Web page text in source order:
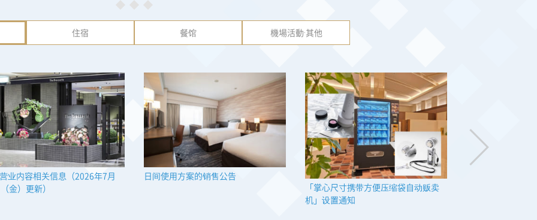
住宿 餐馆 機場活動·其他
业内容相关信息（2026年7月
金）更新）
日间使用方案的销售公告
「掌心尺寸携带方便压缩袋自动贩卖
机」设置通知